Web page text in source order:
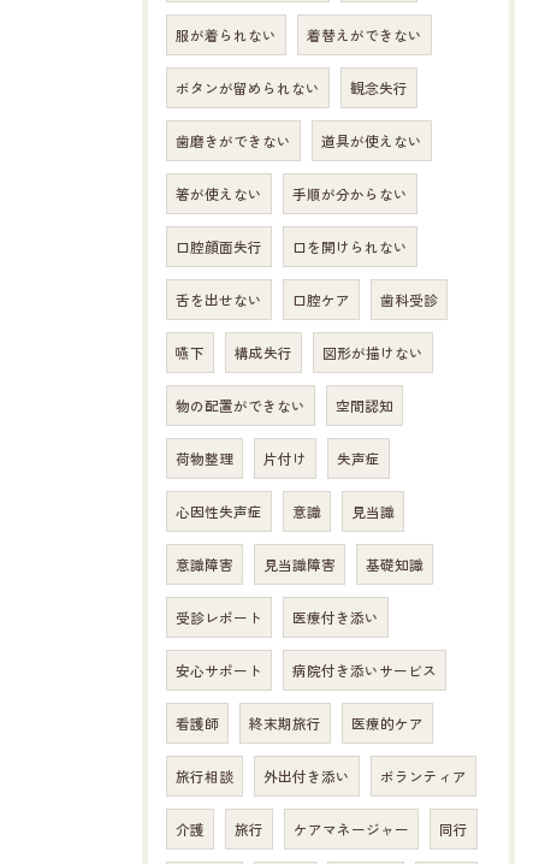
服が着られない 着替えができない
ボタンが留められない 観念失行
歯磨きができない 道具が使えない
箸が使えない 手順が分からない
口腔顔面失行 口を開けられない
舌を出せない 口腔ケア 歯科受診
嚥下 構成失行 図形が描けない
物の配置ができない 空間認知
荷物整理 片付け 失声症
心因性失声症 意識 見当識
意識障害 見当識障害 基礎知識
受診レポート 医療付き添い
安心サポート 病院付き添いサービス
看護師 終末期旅行 医療的ケア
旅行相談 外出付き添い ボランティア
介護 旅行 ケアマネージャー 同行